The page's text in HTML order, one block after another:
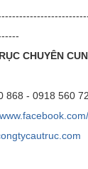
CHUYÊN
868 - 0918 560